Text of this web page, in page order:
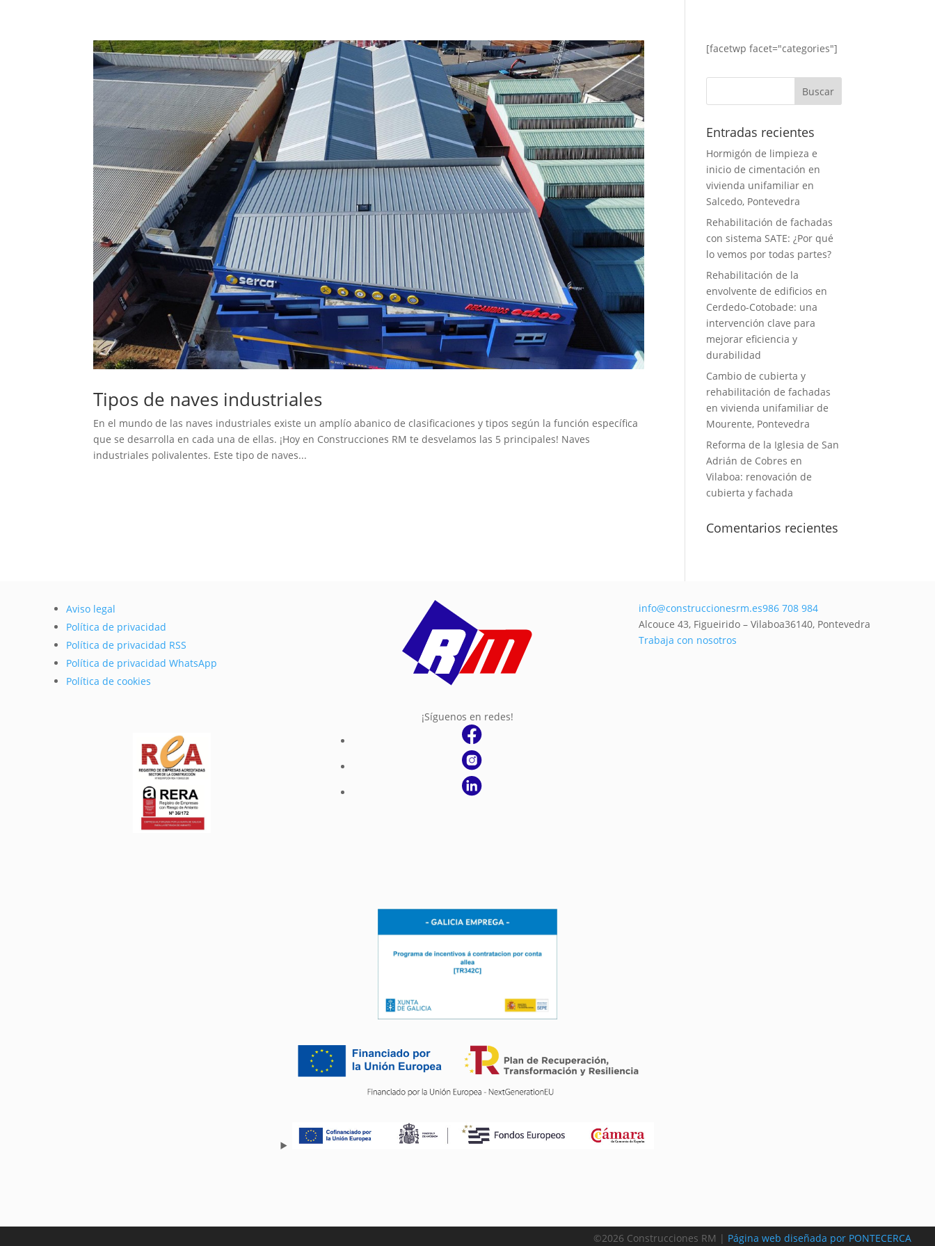
Tipos de naves industriales
En el mundo de las naves industriales existe un amplío abanico de clasificaciones y tipos según la función específica
que se desarrolla en cada una de ellas. ¡Hoy en Construcciones RM te desvelamos las 5 principales! Naves
industriales polivalentes. Este tipo de naves...
[facetwp facet="categories"]
Entradas recientes
Hormigón de limpieza e
inicio de cimentación en
vivienda unifamiliar en
Salcedo, Pontevedra
Rehabilitación de fachadas
con sistema SATE: ¿Por qué
lo vemos por todas partes?
Rehabilitación de la
envolvente de edificios en
Cerdedo-Cotobade: una
intervención clave para
mejorar eficiencia y
durabilidad
Cambio de cubierta y
rehabilitación de fachadas
en vivienda unifamiliar de
Mourente, Pontevedra
Reforma de la Iglesia de San
Adrián de Cobres en
Vilaboa: renovación de
cubierta y fachada
Comentarios recientes
Aviso legal
Política de privacidad
Política de privacidad RSS
Política de privacidad WhatsApp
Política de cookies
¡Síguenos en redes!
info@construccionesrm.es986 708 984
Alcouce 43, Figueirido – Vilaboa36140, Pontevedra
Trabaja con nosotros
©2026 Construcciones RM | Página web diseñada por PONTECERCA